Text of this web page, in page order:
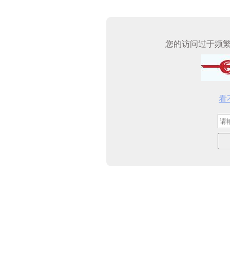
您的访问过于频
看